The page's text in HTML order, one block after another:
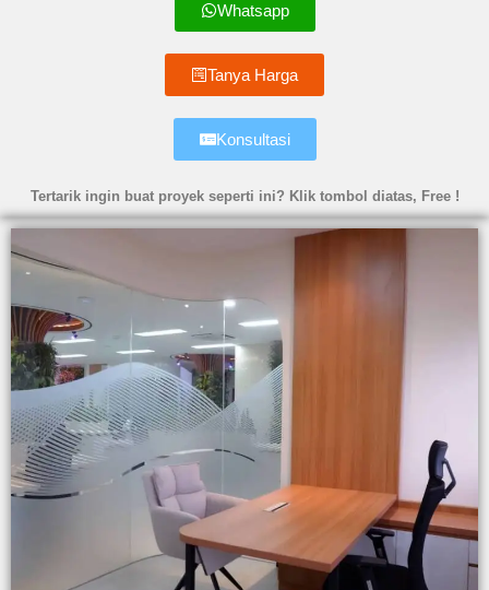
Whatsapp
Tanya Harga
Konsultasi
Tertarik ingin buat proyek seperti ini? Klik tombol diatas, Free !